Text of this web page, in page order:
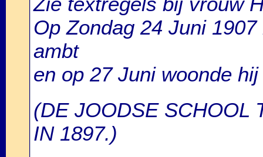
Op Zondag 24 Juni
ambt
en op 27 Juni woonde
(DE JOODSE SCHOOL
IN 1897.)